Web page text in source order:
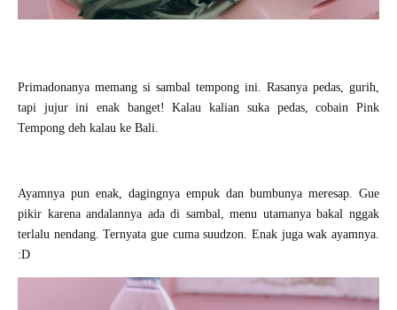
Primadonanya memang si sambal tempong ini. Rasanya pedas, gurih,
tapi jujur ini enak banget! Kalau kalian suka pedas, cobain Pink
Tempong deh kalau ke Bali.
Ayamnya pun enak, dagingnya empuk dan bumbunya meresap. Gue
pikir karena andalannya ada di sambal, menu utamanya bakal nggak
terlalu nendang. Ternyata gue cuma suudzon. Enak juga wak ayamnya.
:D